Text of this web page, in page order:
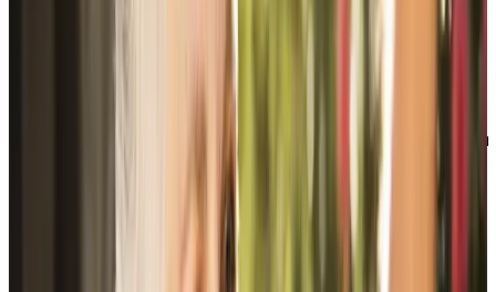
Soutenir un proche
Un de vos proches semble avoir besoin d’un
soutien additionnel et vous songez à aborder le
sujet avec lui? Envisager que le moment est venu
pour un être cher d’aller vivre en résidence pour
aînés constitue un moment de grande émotion
pour toutes les personnes concernées. Prendre
soin d’un parent vieillissant peut s’avérer à la fois
émotionnellement et physiquement exigeant, et